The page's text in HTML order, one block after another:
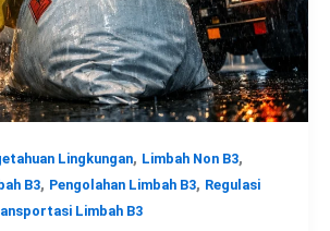
Lingkungan, Limbah Non B3,
B3, Pengolahan Limbah B3, Regulasi
Limbah B3